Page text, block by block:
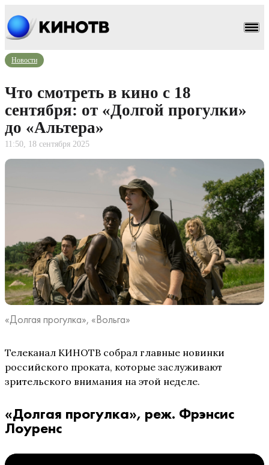
Новости
Что смотреть в кино с 18
сентября: от «Долгой прогулки»
до «Альтера»
11:50, 18 сентября 2025
«Долгая прогулка», «Вольга»
Телеканал КИНОТВ собрал главные новинки
российского проката, которые заслуживают
зрительского внимания на этой неделе.
«Долгая прогулка», реж. Фрэнсис
Лоуренс